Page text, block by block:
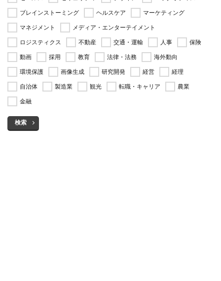
ブレインストーミング
ヘルスケア
マーケティング
マネジメント
メディア・エンターテイメント
ロジスティクス
不動産 交通・運輸 人事
保険
動画
採用 教育 法律・法務
海外動向
環境保護
画像生成 研究開発 経営
経理
自治体
製造業 観光 転職・キャリア
農業
金融
検索